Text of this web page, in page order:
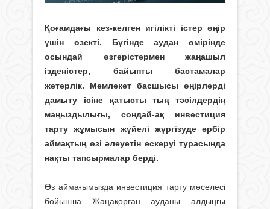
Қоғамдағы кез-келген игілікті істер өңір
үшін өзекті. Бүгінде аудан өмірінде
осындай өзгерістермен жаңашыл
ізденістер, байыпты бастамалар
жетерлік. Мемлекет басшысы өңірлерді
дамыту ісіне қатысты тың тәсілдердің
маңыздылығы, сондай-ақ инвестиция
тарту жұмысын жүйелі жүргізуде әрбір
аймақтың өзі әлеуетін ескеруі турасында
нақты тапсырмалар берді.
Өз аймағымызда инвестиция тарту мәселесі
бойынша Жаңақорған ауданы алдыңғы